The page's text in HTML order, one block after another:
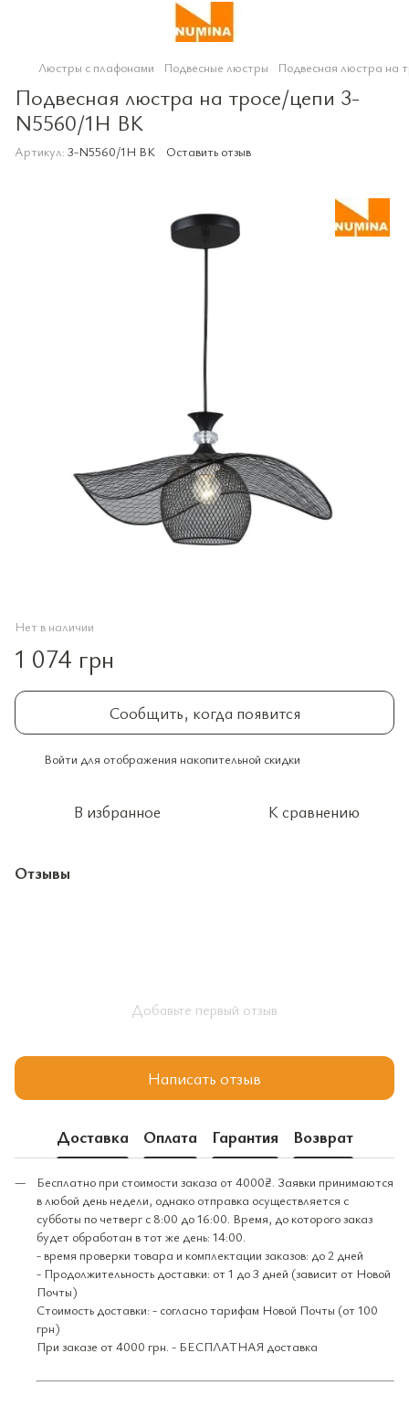
Люстры с плафонами Подвесные люстры Подвесная люстра на
Подвесная люстра на тросе/цепи 3-
N5560/1H BK
Артикул: 3-N5560/1H BK Оставить отзыв
Нет в наличии
1 074 грн
Сообщить, когда появится
Войти для отображения накопительной скидки
В избранное К сравнению
Отзывы
Добавьте первый отзыв
Написать отзыв
Доставка Оплата Гарантия Возврат
Бесплатно при стоимости заказа от 4000₴. Заявки принимаются
в любой день недели, однако отправка осуществляется с
субботы по четверг с 8:00 до 16:00. Время, до которого заказ
будет обработан в тот же день: 14:00.
- время проверки товара и комплектации заказов: до 2 дней
- Продолжительность доставки: от 1 до 3 дней (зависит от Новой
Почты)
Стоимость доставки: - согласно тарифам Новой Почты (от 100
грн)
При заказе от 4000 грн. - БЕСПЛАТНАЯ доставка